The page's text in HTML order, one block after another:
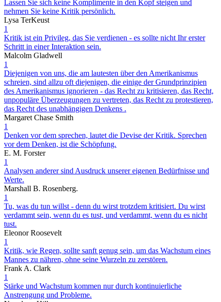
Lassen Sie sich keine Komplimente in den Kopf steigen und
nehmen Sie keine Kritik persönlich.
Lysa TerKeust
1
Kritik ist ein Privileg, das Sie verdienen - es sollte nicht Ihr erster
Schritt in einer Interaktion sein.
Malcolm Gladwell
1
Diejenigen von uns, die am lautesten über den Amerikanismus
schreien, sind allzu oft diejenigen, die einige der Grundprinzipien
des Amerikanismus ignorieren - das Recht zu kritisieren, das Recht,
unpopuläre Überzeugungen zu vertreten, das Recht zu protestieren,
das Recht des unabhängigen Denkens .
Margaret Chase Smith
1
Denken vor dem sprechen, lautet die Devise der Kritik. Sprechen
vor dem Denken, ist die Schöpfung.
E. M. Forster
1
Analysen anderer sind Ausdruck unserer eigenen Bedürfnisse und
Werte.
Marshall B. Rosenberg.
1
Tu, was du tun willst - denn du wirst trotzdem kritisiert. Du wirst
verdammt sein, wenn du es tust, und verdammt, wenn du es nicht
tust.
Eleonor Roosevelt
1
Kritik, wie Regen, sollte sanft genug sein, um das Wachstum eines
Mannes zu nähren, ohne seine Wurzeln zu zerstören.
Frank A. Clark
1
Stärke und Wachstum kommen nur durch kontinuierliche
Anstrengung und Probleme.